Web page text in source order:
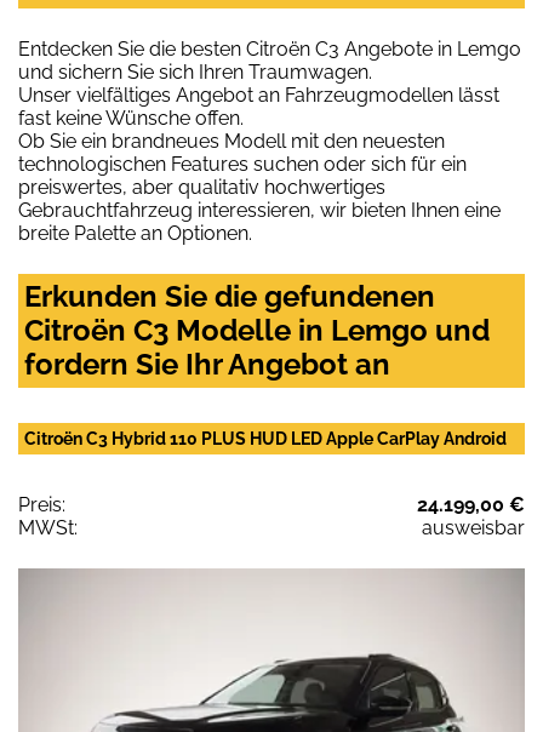
Entdecken Sie die besten Citroën C3 Angebote in Lemgo
und sichern Sie sich Ihren Traumwagen.
Unser vielfältiges Angebot an Fahrzeugmodellen lässt
fast keine Wünsche offen.
Ob Sie ein brandneues Modell mit den neuesten
technologischen Features suchen oder sich für ein
preiswertes, aber qualitativ hochwertiges
Gebrauchtfahrzeug interessieren, wir bieten Ihnen eine
breite Palette an Optionen.
Erkunden Sie die gefundenen
Citroën C3 Modelle in Lemgo und
fordern Sie Ihr Angebot an
Citroën C3 Hybrid 110 PLUS HUD LED Apple CarPlay Android
Preis:
24.199,00 €
MWSt:
ausweisbar